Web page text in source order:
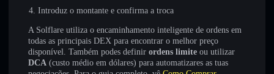
Introduz o montante e confirma a troca
A Solflare utiliza o encaminhamento inteligente de ordens em
todas as principais DEX para encontrar o melhor preço
disponível. Também podes definir ordens limite ou utilizar
DCA (custo médio em dólares) para automatizares as tuas